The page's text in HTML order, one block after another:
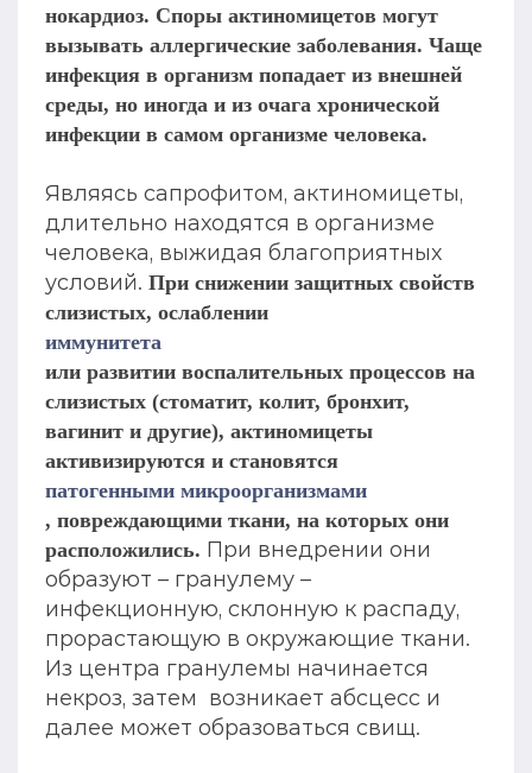
нокардиоз. Споры актиномицетов могут
вызывать аллергические заболевания. Чаще
инфекция в организм попадает из внешней
среды, но иногда и из очага хронической
инфекции в самом организме человека.
Являясь сапрофитом, актиномицеты,
длительно находятся в организме
человека, выжидая благоприятных
условий.При снижении защитных свойств
слизистых, ослаблении
иммунитета
или развитии воспалительных процессов на
слизистых (стоматит, колит, бронхит,
вагинит и другие), актиномицеты
активизируются и становятся
патогенными микроорганизмами
, повреждающими ткани, на которых они
расположились. При внедрении они
образуют – гранулему –
инфекционную, склонную к распаду,
прорастающую в окружающие ткани.
Из центра гранулемы начинается
некроз, затем возникает абсцесс и
далее может образоваться свищ.